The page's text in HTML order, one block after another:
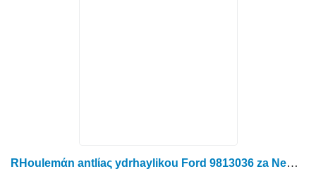
RHoulemάn antlίaς ydrhaylikou Ford 9813036 za New Holland LAVERDA kombajna za žito